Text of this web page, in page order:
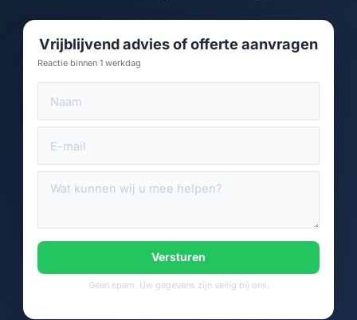
Vrijblijvend advies of offerte aanvragen
Reactie binnen 1 werkdag
Versturen
Geen spam. Uw gegevens zijn veilig bij ons.